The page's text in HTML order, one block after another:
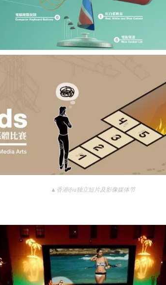
▲香港ifva独立短片及影像媒体节